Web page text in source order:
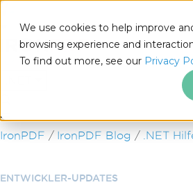
We use cookies to help improve
browsing experience and
To find out more, see our Privacy
Zum Fußzeileninhalt springen
IronPDF IronPDF Blog .NET
ENTWICKLER-UPDATES